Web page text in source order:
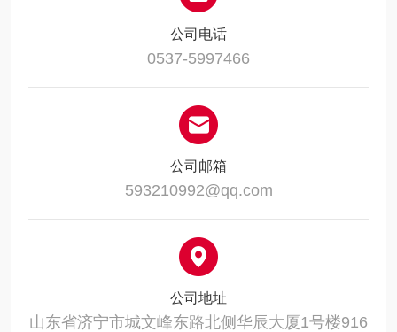
公司电话
0537-5997466
公司邮箱
593210992@qq.com
公司地址
山东省济宁市城文峰东路北侧华辰大厦1号楼916